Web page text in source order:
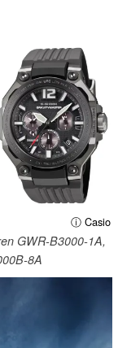
ⓘ Casio
GWR-B3000-1A,
8A